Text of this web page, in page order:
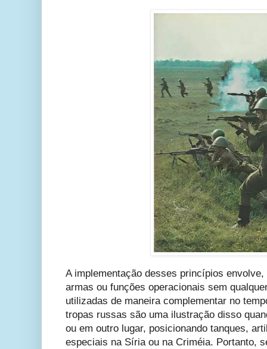
A implementação desses princípios
armas ou funções operacionais sem
utilizadas de maneira complementar no
tropas russas são uma ilustração disso
ou em outro lugar, posicionando tanques,
especiais na Síria ou na Criméia. Portanto,